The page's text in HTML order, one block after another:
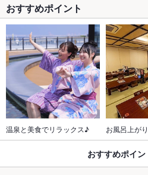
おすすめポイント
温泉と美食でリラックス♪ お風呂上が
おすすめポイ